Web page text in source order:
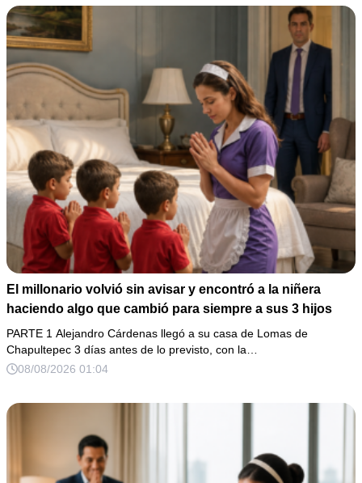
El millonario volvió sin avisar y encontró a la niñera
haciendo algo que cambió para siempre a sus 3 hijos
PARTE 1 Alejandro Cárdenas llegó a su casa de Lomas de
Chapultepec 3 días antes de lo previsto, con la…
08/08/2026 01:04